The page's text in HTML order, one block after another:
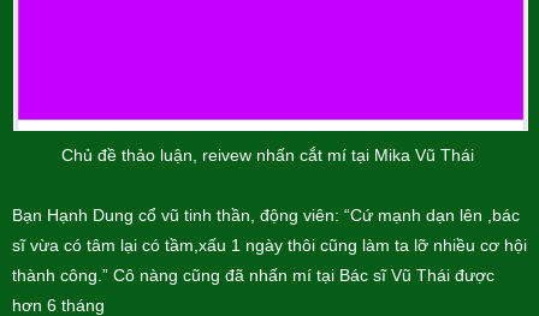
Chủ đề thảo luận, reivew nhấn cắt mí tại Mika Vũ Thái
Bạn Hạnh Dung cổ vũ tinh thần, động viên: “Cứ mạnh dạn lên ,bác
sĩ vừa có tâm lại có tầm,xấu 1 ngày thôi cũng làm ta lỡ nhiều cơ hội
thành công.” Cô nàng cũng đã nhấn mí tại Bác sĩ Vũ Thái được
hơn 6 tháng